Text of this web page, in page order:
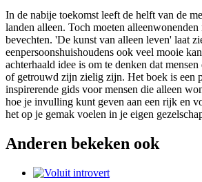
In de nabije toekomst leeft de helft van de
landen alleen. Toch moeten
bevechten. 'De kunst van alleen leven' laat
eenpersoonshuishoudens ook veel mooie
achterhaald idee is om te denken dat
of getrouwd zijn zielig zijn. Het boek is een
inspirerende gids voor mensen die alleen
hoe je invulling kunt geven aan een rijk en
het op je gemak voelen in je eigen
Anderen bekeken ook